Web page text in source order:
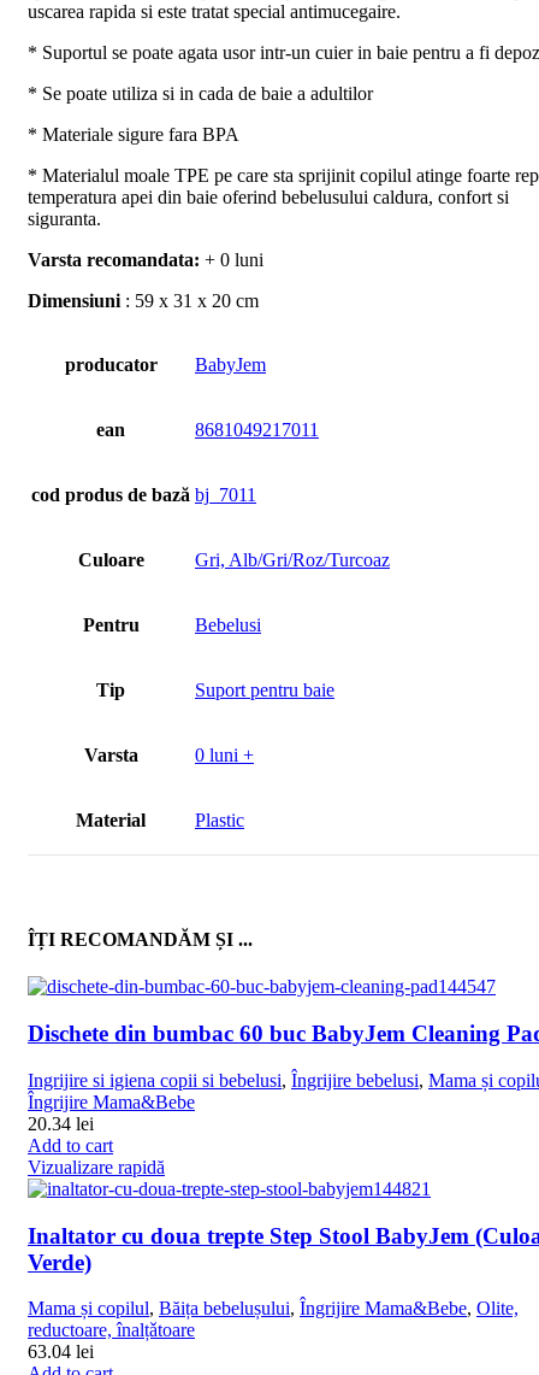
uscarea rapida si este tratat special antimucegaire.
* Suportul se poate agata usor intr-un cuier in baie pentru a fi
* Se poate utiliza si in cada de baie a adultilor
* Materiale sigure fara BPA
* Materialul moale TPE pe care sta sprijinit copilul atinge foarte
temperatura apei din baie oferind bebelusului caldura, confort si
siguranta.
Varsta recomandata: + 0 luni
Dimensiuni : 59 x 31 x 20 cm
producator BabyJem
ean 8681049217011
cod produs de bază bj_7011
Culoare Gri, Alb/Gri/Roz/Turcoaz
Pentru Bebelusi
Tip Suport pentru baie
Varsta 0 luni +
Material Plastic
ÎȚI RECOMANDĂM ȘI ...
Dischete din bumbac 60 buc BabyJem Cleaning
Ingrijire si igiena copii si bebelusi, Îngrijire bebelusi, Mama și
Îngrijire Mama&Bebe
20.34 lei
Add to cart
Vizualizare rapidă
Inaltator cu doua trepte Step Stool BabyJem
Verde)
Mama și copilul, Băița bebelușului, Îngrijire Mama&Bebe, Olite,
reductoare, înalțǎtoare
63.04 lei